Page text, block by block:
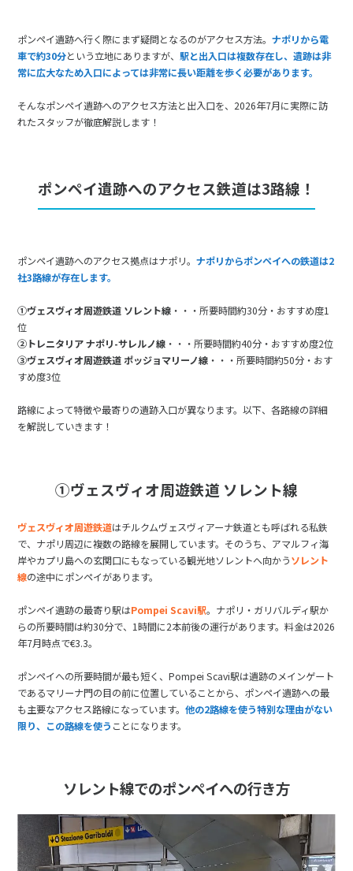
ポンペイ遺跡へ行く際にまず疑問となるのがアクセス方法。ナポリから電
車で約30分という立地にありますが、駅と出入口は複数存在し、遺跡は非
常に広大なため入口によっては非常に長い距離を歩く必要があります。
そんなポンペイ遺跡へのアクセス方法と出入口を、2026年7月に実際に訪
れたスタッフが徹底解説します！
ポンペイ遺跡へのアクセス鉄道は3路線！
ポンペイ遺跡へのアクセス拠点はナポリ。ナポリからポンペイへの鉄道は2
社3路線が存在します。
①ヴェスヴィオ周遊鉄道 ソレント線 ・・・所要時間約30分・おすすめ度1
位
②トレニタリア ナポリ-サレルノ線 ・・・所要時間約40分・おすすめ度2位
③ヴェスヴィオ周遊鉄道 ポッジョマリーノ線 ・・・所要時間約50分・おす
すめ度3位
路線によって特徴や最寄りの遺跡入口が異なります。以下、各路線の詳細
を解説していきます！
①ヴェスヴィオ周遊鉄道 ソレント線
ヴェスヴィオ周遊鉄道はチルクムヴェスヴィアーナ鉄道とも呼ばれる私鉄
で、ナポリ周辺に複数の路線を展開しています。そのうち、アマルフィ海
岸やカプリ島への玄関口にもなっている観光地ソレントへ向かうソレント
線の途中にポンペイがあります。
ポンペイ遺跡の最寄り駅はPompei Scavi駅。ナポリ・ガリバルディ駅か
らの所要時間は約30分で、1時間に2本前後の運行があります。料金は2026
年7月時点で€3.3。
ポンペイへの所要時間が最も短く、Pompei Scavi駅は遺跡のメインゲート
であるマリーナ門の目の前に位置していることから、ポンペイ遺跡への最
も主要なアクセス路線になっています。他の2路線を使う特別な理由がない
限り、この路線を使う ことになります。
ソレント線でのポンペイへの行き方